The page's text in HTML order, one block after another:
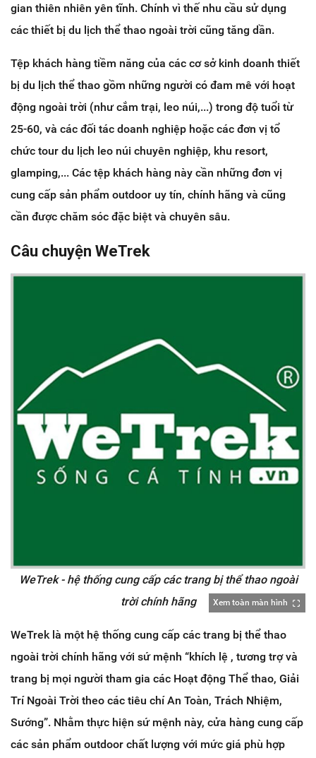
gian thiên nhiên yên tĩnh. Chính vì thế nhu cầu sử dụng
các thiết bị du lịch thể thao ngoài trời cũng tăng dần.
Tệp khách hàng tiềm năng của các cơ sở kinh doanh thiết
bị du lịch thể thao gồm những người có đam mê với hoạt
động ngoài trời (như cắm trại, leo núi,...) trong độ tuổi từ
25-60, và các đối tác doanh nghiệp hoặc các đơn vị tổ
chức tour du lịch leo núi chuyên nghiệp, khu resort,
glamping,... Các tệp khách hàng này cần những đơn vị
cung cấp sản phẩm outdoor uy tín, chính hãng và cũng
cần được chăm sóc đặc biệt và chuyên sâu.
Câu chuyện WeTrek
Xem toàn màn hình
WeTrek - hệ thống cung cấp các trang bị thể thao ngoài
trời chính hãng
WeTrek là một hệ thống cung cấp các trang bị thể thao
ngoài trời chính hãng với sứ mệnh “khích lệ , tương trợ và
trang bị mọi người tham gia các Hoạt động Thể thao, Giải
Trí Ngoài Trời theo các tiêu chí An Toàn, Trách Nhiệm,
Sướng”. Nhằm thực hiện sứ mệnh này, cửa hàng cung cấp
các sản phẩm outdoor chất lượng với mức giá phù hợp